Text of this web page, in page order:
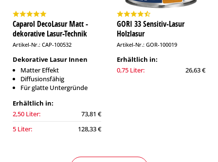
Caparol DecoLasur Matt -
dekorative Lasur-Technik
Artikel-Nr.: CAP-100532
Dekorative Lasur Innen
Matter Effekt
Diffusionsfähig
Für glatte Untergründe
Erhältlich in:
2,50 Liter:
73,81 €
5 Liter:
128,33 €
GORI 33 Sensitiv-Lasur
Holzlasur
Artikel-Nr.: GOR-100019
Erhältlich in:
0,75 Liter:
26,63 €